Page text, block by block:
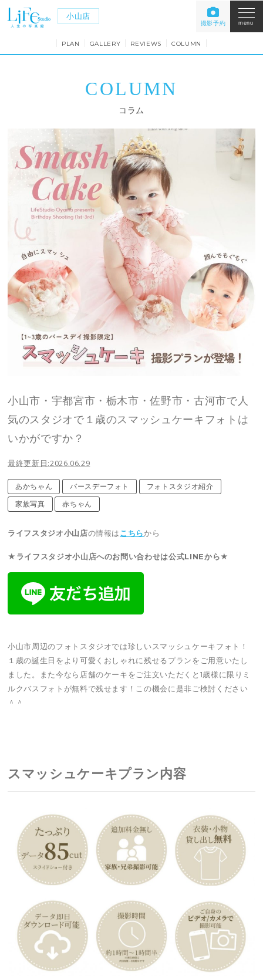
小山店
撮影予約 menu
PLAN GALLERY REVIEWS COLUMN
COLUMN
コラム
小山市・宇都宮市・栃木市・佐野市・古河市で人
気のスタジオで１歳のスマッシュケーキフォトは
いかがですか？
最終更新日:2026.06.29
あかちゃん バースデーフォト
フォトスタジオ紹介
家族写真
赤ちゃん
ライフスタジオ小山店の情報はこちらから
★ライフスタジオ小山店へのお問い合わせは公式LINEから★
小山市周辺のフォトスタジオでは珍しいスマッシュケーキフォト！
１歳の誕生日をより可愛くおしゃれに残せるプランをご用意いたし
ました。また今なら店舗のケーキをご注文いただくと1歳様に限りミ
ルクバスフォトが無料で残せます！この機会に是非ご検討ください
＾＾
スマッシュケーキプラン内容